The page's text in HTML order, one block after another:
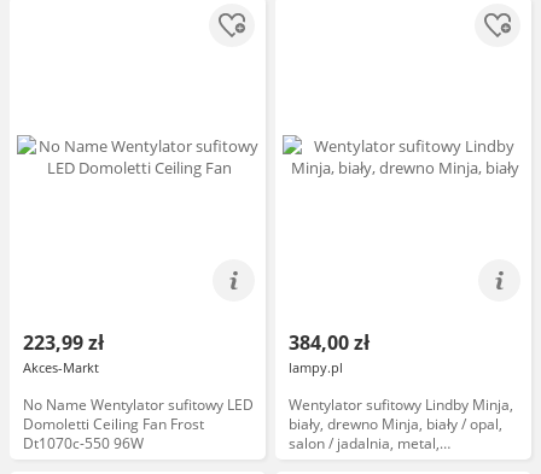
223,99 zł
Akces-Markt
No Name Wentylator sufitowy LED
Domoletti Ceiling Fan Frost
Dt1070c-550 96W
384,00 zł
lampy.pl
Wentylator sufitowy Lindby Minja,
biały, drewno Minja, biały / opal,
salon / jadalnia, metal,
nowoczesny